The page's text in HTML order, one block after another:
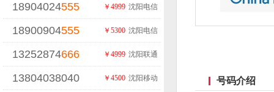
18904024555 沈阳电信
￥4999
18900904555 沈阳电信
￥5300
13252874666 沈阳联通
￥4999
13804038040 沈阳移动
￥4500 号码介绍